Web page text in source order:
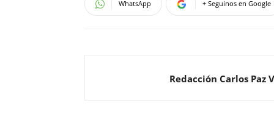
WhatsApp + Seguinos en Google
Redacción Carlos Paz